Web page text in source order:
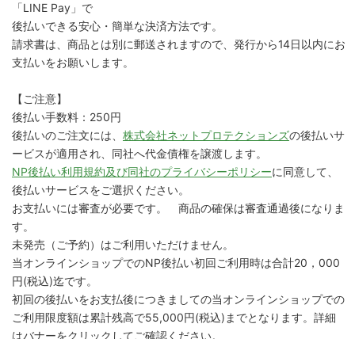
「LINE Pay」で
後払いできる安心・簡単な決済方法です。
請求書は、商品とは別に郵送されますので、発行から14日以内にお
支払いをお願いします。
【ご注意】
後払い手数料：250円
後払いのご注文には、 株式会社ネットプロテクションズの後払いサ
ービスが適用され、同社へ代金債権を譲渡します。
NP後払い利用規約及び同社のプライバシーポリシーに同意して、
後払いサービスをご選択ください。
お支払いには審査が必要です。 商品の確保は審査通過後になりま
す。
未発売（ご予約）はご利用いただけません。
当オンラインショップでのNP後払い初回ご利用時は合計20，000
円(税込)迄です。
初回の後払いをお支払後につきましての当オンラインショップでの
ご利用限度額は累計残高で55,000円(税込)までとなります。詳細
はバナーをクリックしてご確認ください。